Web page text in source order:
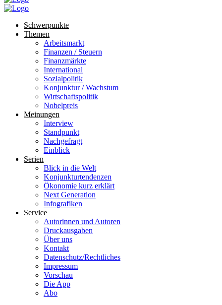
Schwerpunkte
Themen
Arbeitsmarkt
Finanzen / Steuern
Finanzmärkte
International
Sozialpolitik
Konjunktur / Wachstum
Wirtschaftspolitik
Nobelpreis
Meinungen
Interview
Standpunkt
Nachgefragt
Einblick
Serien
Blick in die Welt
Konjunkturtendenzen
Ökonomie kurz erklärt
Next Generation
Infografiken
Service
Autorinnen und Autoren
Druckausgaben
Über uns
Kontakt
Datenschutz/Rechtliches
Impressum
Vorschau
Die App
Abo